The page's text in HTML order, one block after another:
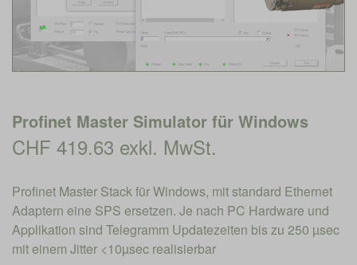
Profinet Master Simulator für Windows
CHF 419.63 exkl. MwSt.
Profinet Master Stack für Windows, mit standard Ethernet
Adaptern eine SPS ersetzen. Je nach PC Hardware und
Applikation sind Telegramm Updatezeiten bis zu 250 µsec
mit einem Jitter <10µsec realisierbar